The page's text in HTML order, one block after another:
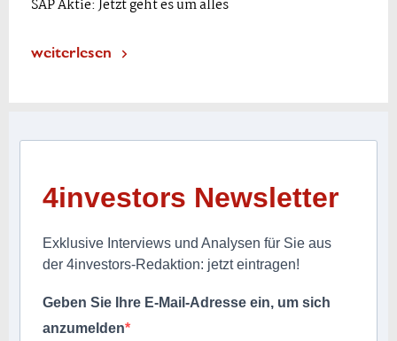
SAP Aktie: Jetzt geht es um alles
weiterlesen
4investors Newsletter
Exklusive Interviews und Analysen für Sie aus
der 4investors-Redaktion: jetzt eintragen!
Geben Sie Ihre E-Mail-Adresse ein, um sich
anzumelden